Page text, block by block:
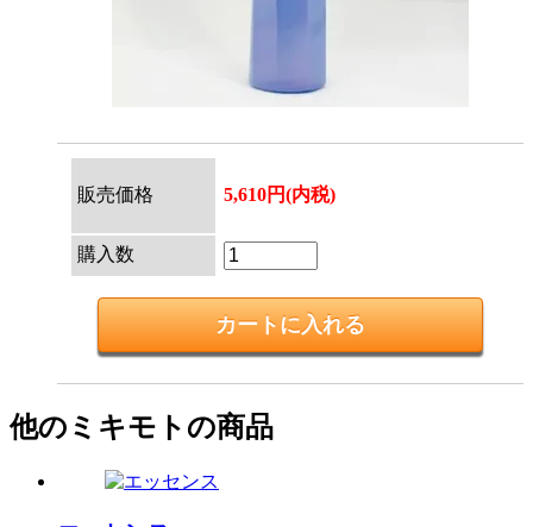
販売価格 5,610円(内税)
購入数
他のミキモトの商品